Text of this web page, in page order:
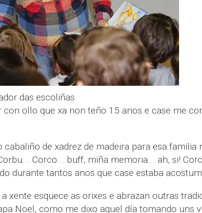
das escoliñas
con ollo que xa non teño 15 anos e case me
de xadrez de madeira para esa familia
Corco... buff, miña memoria... ah, si!
durante tantos anos que case estaba
xente esquece as orixes e abrazan outras
Noel, como me dixo aquel día tomando uns